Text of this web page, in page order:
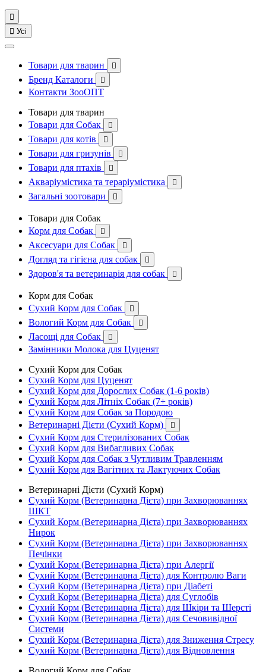

 Усі
Товари для тварин 
Бренд Каталоги 
Контакти ЗооОПТ
Товари для тварин
Товари для Собак

Товари для котів 
Товари для гризунів 
Товари для птахів 
Акваріумістика та тераріумістика 
Загальні зоотовари 
Товари для Собак
Корм для Собак

Аксесуари для Собак 
Догляд та гігієна для собак 
Здоров'я та ветеринарія для собак 
Корм для Собак
Сухий Корм для Собак

Вологий Корм для Собак 
Ласощі для Собак 
Замінники Молока для Цуценят
Сухий Корм для Собак
Сухий Корм для Цуценят
Сухий Корм для Дорослих Собак (1-6 років)
Сухий Корм для Літніх Собак (7+ років)
Сухий Корм для Собак за Породою
Ветеринарні Дієти (Сухий Корм)

Сухий Корм для Стерилізованих Собак
Сухий Корм для Вибагливих Собак
Сухий Корм для Собак з Чутливим Травленням
Сухий Корм для Вагітних та Лактуючих Собак
Ветеринарні Дієти (Сухий Корм)
Сухий Корм (Ветеринарна Дієта) при Захворюваннях
ШКТ
Сухий Корм (Ветеринарна Дієта) при Захворюваннях
Нирок
Сухий Корм (Ветеринарна Дієта) при Захворюваннях
Печінки
Сухий Корм (Ветеринарна Дієта) при Алергії
Сухий Корм (Ветеринарна Дієта) для Контролю Ваги
Сухий Корм (Ветеринарна Дієта) при Діабеті
Сухий Корм (Ветеринарна Дієта) для Суглобів
Сухий Корм (Ветеринарна Дієта) для Шкіри та Шерсті
Сухий Корм (Ветеринарна Дієта) для Сечовивідної
Системи
Сухий Корм (Ветеринарна Дієта) для Зниження Стресу
Сухий Корм (Ветеринарна Дієта) для Відновлення